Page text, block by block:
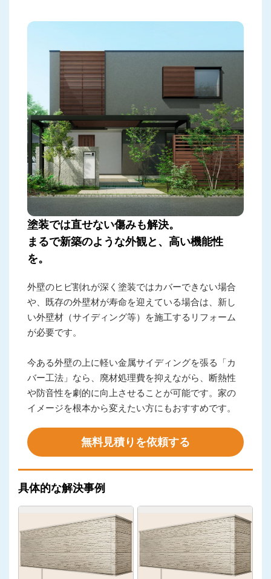
塗装では直せない傷みも解決。
まるで新築のような外観と、高い機能性
を。
外壁のヒビ割れが深く塗装ではカバーできない場合
や、既存の外壁材が寿命を迎えている場合は、新し
い外壁材（サイディング等）を施工するリフォーム
が必要です。
今ある外壁の上に軽い金属サイディングを張る「カ
バー工法」なら、廃材処理費を抑えながら、断熱性
や防音性を劇的に向上させることが可能です。家の
イメージを根本から変えたい方にもおすすめです。
無料見積りを依頼する
具体的な解決事例